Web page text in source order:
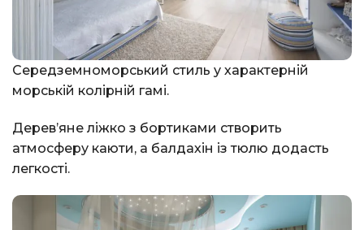
Середземноморський стиль у характерній
морській колірній гамі.
Дерев’яне ліжко з бортиками створить
атмосферу каюти, а балдахін із тюлю додасть
легкості.